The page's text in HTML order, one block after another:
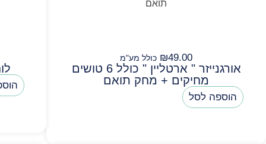
₪49.00 כולל מע"מ
אורגנייזר " ארטליין " כולל 6 טושים
מחיקים + מחק תואם
הוספה לסל